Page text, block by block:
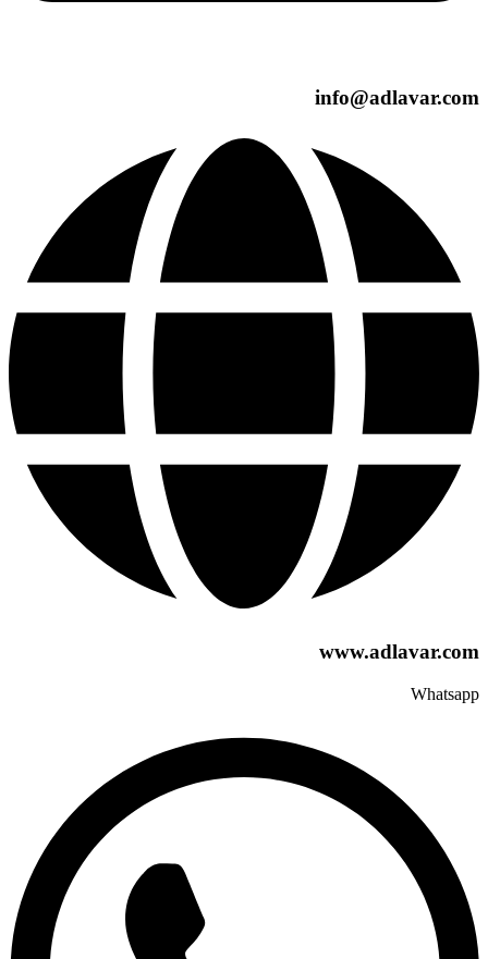
info@adlavar.com
www.adlavar.com
Whatsapp